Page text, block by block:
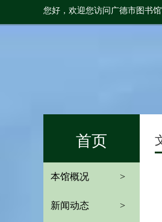
您好，欢迎您访问广德市图书馆
首页
本馆概况 >
新闻动态 >